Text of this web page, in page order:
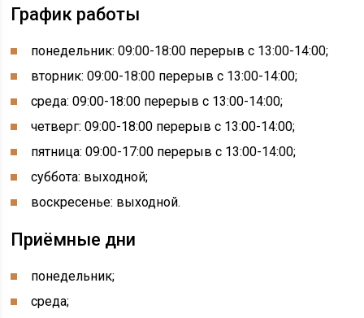
График работы
понедельник: 09:00-18:00 перерыв с 13:00-14:00;
вторник: 09:00-18:00 перерыв с 13:00-14:00;
среда: 09:00-18:00 перерыв с 13:00-14:00;
четверг: 09:00-18:00 перерыв с 13:00-14:00;
пятница: 09:00-17:00 перерыв с 13:00-14:00;
суббота: выходной;
воскресенье: выходной.
Приёмные дни
понедельник;
среда;